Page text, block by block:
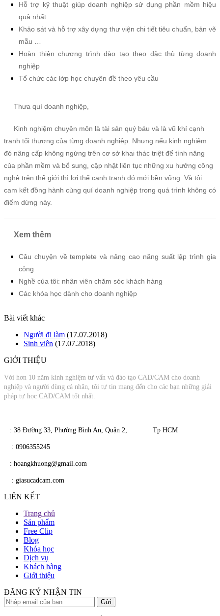
Hỗ trợ kỹ thuật giúp doanh nghiệp sử dụng phần mềm hiệu
quả nhất
Khảo sát và hỗ trợ xây dựng thư viện chi tiết tiêu chuẩn, bản vẽ
mẫu …
Hoàn thiện chương trình đào tạo theo đặc thù từng doanh
nghiệp
Tổ chức các lớp học chuyên đề theo yêu cầu
Thưa quí doanh nghiệp,
Kinh nghiệm chuyên môn là tài sản quý báu và là vũ khí cạnh
tranh tối thượng của từng doanh nghiệp. Nhưng nếu kinh nghiệm
đó nâng cấp không ngừng trên cơ sở khai thác triệt để tính năng
của phần mềm và bổ sung, cập nhật liên tục những xu hướng công
nghệ trên thế giới thì lợi thế cạnh tranh đó mới bền vững. Và tôi
cam kết đồng hành cùng quí doanh nghiệp trong quá trình không có
điểm dừng này.
Xem thêm
Câu chuyện về templete và nâng cao năng suất lập trình gia
công
Nghề của tôi: nhân viên chăm sóc khách hàng
Các khóa học dành cho doanh nghiệp
Bài viết khác
Người đi làm (17.07.2018)
Sinh viên (17.07.2018)
GIỚI THIỆU
Với hơn 10 năm kinh nghiệm tư vấn và đào tạo CAD/CAM cho doanh
nghiệp và người dùng cá nhân, tôi tự tin mang đến cho các bạn những giải
pháp tự học CAD/CAM tốt nhất.
​​ : 38 Đường 33, Phường Bình An, Quận 2, Tp HCM
: 0906355245
​ : hoangkhuong@gmail.com
: giasucadcam.com
LIÊN KẾT
Trang chủ
Sản phẩm
Free Clip
Blog
Khóa học
Dịch vụ
Khách hàng
Giới thiệu
ĐĂNG KÝ NHẬN TIN